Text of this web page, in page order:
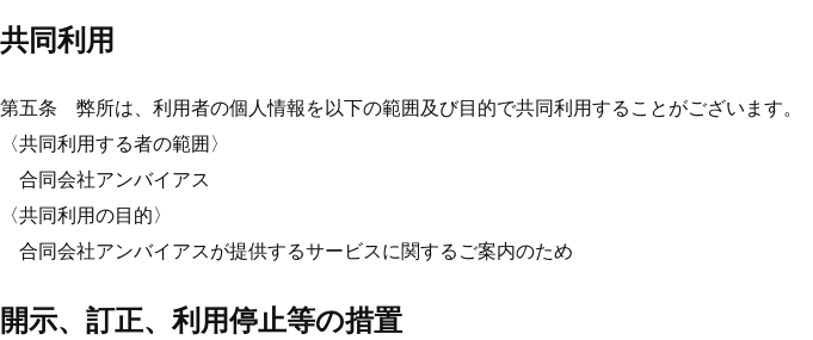
共同利用
第五条 弊所は、利用者の個人情報を以下の範囲及び目的で共同利用することがございます。
〈共同利用する者の範囲〉
合同会社アンバイアス
〈共同利用の目的〉
合同会社アンバイアスが提供するサービスに関するご案内のため
開示、訂正、利用停止等の措置